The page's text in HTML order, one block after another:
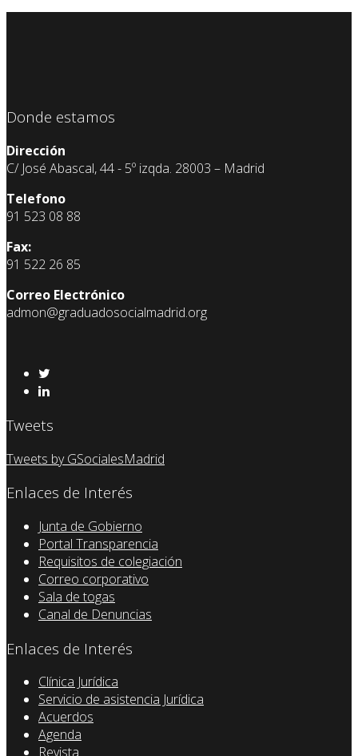
Donde estamos
Dirección
C/ José Abascal, 44 - 5º izqda. 28003 – Madrid
Telefono
91 523 08 88
Fax:
91 522 26 85
Correo Electrónico
admon@graduadosocialmadrid.org
Tweets
Tweets by GSocialesMadrid
Enlaces de Interés
Junta de Gobierno
Portal Transparencia
Requisitos de colegiación
Correo corporativo
Sala de togas
Canal de Denuncias
Enlaces de Interés
Clínica Jurídica
Servicio de asistencia Jurídica
Acuerdos
Agenda
Revista